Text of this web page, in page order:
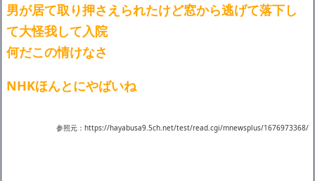
男が居て取り押さえられたけど窓から逃げて落下し
て大怪我して入院
何だこの情けなさ
NHKほんとにやばいね
参照元：https://hayabusa9.5ch.net/test/read.cgi/mnewsplus/1676973368/